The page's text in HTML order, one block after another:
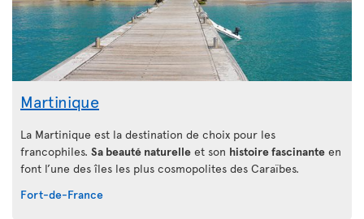
Martinique
La Martinique est la destination de choix pour les
francophiles. Sa beauté naturelle et son histoire fascinante en
font l’une des îles les plus cosmopolites des Caraïbes.
Fort-de-France